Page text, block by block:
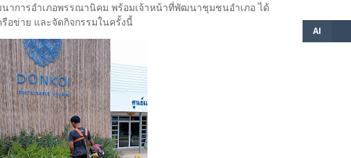
การอำเภอพรรณานิคม พร้อมเจ้าหน้าที่พัฒนาชุมชนอำเภอ ได้
อข่าย และจัดกิจกรรมในครั้งนี้
AI